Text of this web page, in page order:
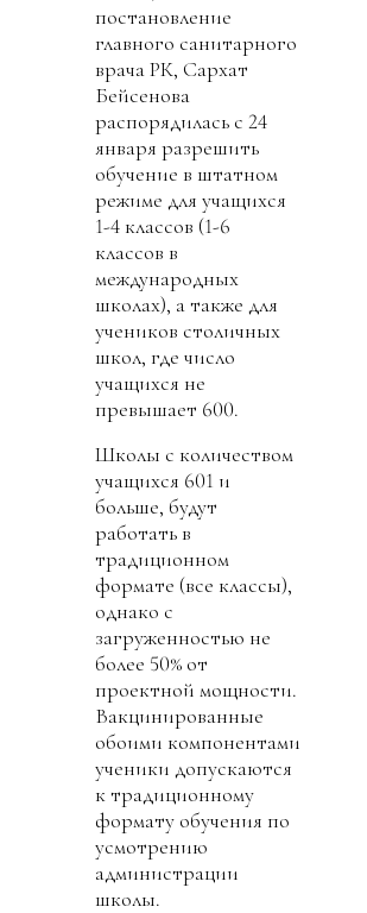
постановление
главного санитарного
врача РК, Сархат
Бейсенова
распорядилась с 24
января разрешить
обучение в штатном
режиме для учащихся
1-4 классов (1-6
классов в
международных
школах), а также для
учеников столичных
школ, где число
учащихся не
превышает 600.
Школы с количеством
учащихся 601 и
больше, будут
работать в
традиционном
формате (все классы),
однако с
загруженностью не
более 50% от
проектной мощности.
Вакцинированные
обоими компонентами
ученики допускаются
к традиционному
формату обучения по
усмотрению
администрации
школы.